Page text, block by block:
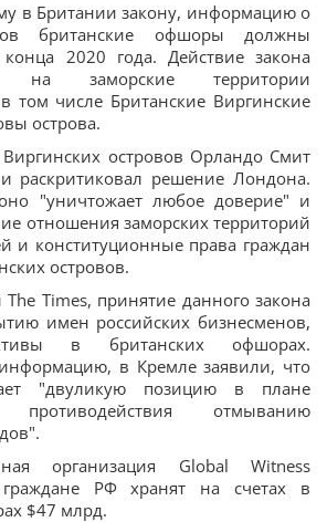
в Британии закону, информацию о
британские офшоры должны
2020 года. Действие закона
на заморские территории
том числе Британские Виргинские
острова.
островов Орландо Смит
раскритиковал решение Лондона.
"уничтожает любое доверие" и
отношения заморских территорий
и конституционные права граждан
островов.
Times, принятие данного закона
имен российских бизнесменов,
в британских офшорах.
в Кремле заявили, что
"двуликую позицию в плане
противодействия отмыванию
организация Global Witness
граждане РФ хранят на счетах в
$47 млрд.